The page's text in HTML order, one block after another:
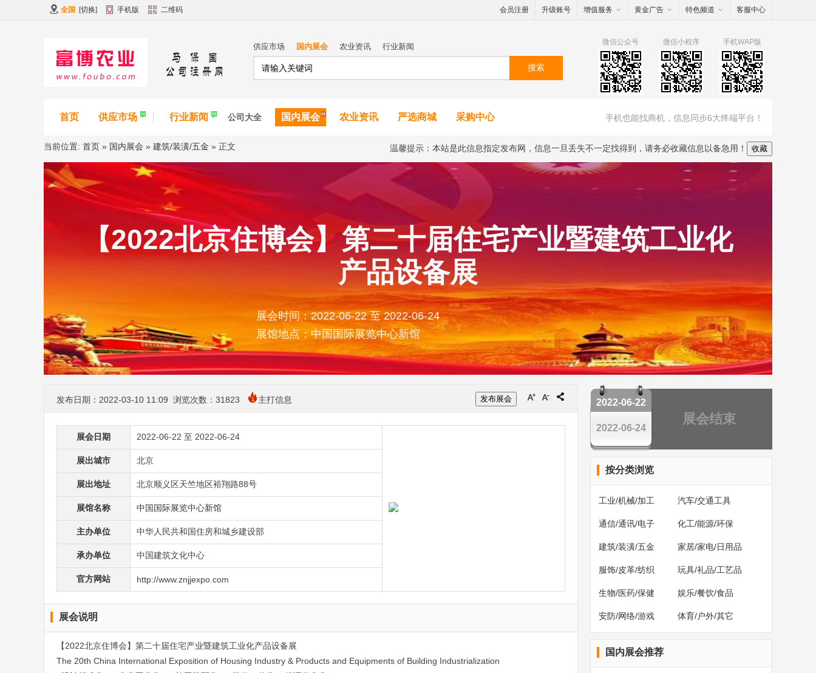
全国 [切换] 手机版 二维码 会员注册 升级账号 增值服务 黄金广告 特色频道 客服中心
供应市场 国内展会 农业资讯 行业新闻
搜索
手机WAP版
手机也能找商机，信息同步6大终端平台！
微信小程序
微信公众号
首页 供应市场 行业新闻 公司大全 国内展会 农业资讯 严选商城 采购中心
当前位置: 首页 » 国内展会 » 建筑/装潢/五金 » 正文 温馨提示：本站是此信息指定发布网，信息一旦丢失不一定找得到，请务必收藏信息以备急用！ 收藏
【2022北京住博会】第二十届住宅产业暨建筑工业化
产品设备展
展会时间：2022-06-22 至 2022-06-24
展馆地点：中国国际展览中心新馆
发布展会
发布日期：2022-03-10 11:09 浏览次数： 31823 主打信息
展会日期 2022-06-22 至 2022-06-24
展出城市 北京
展出地址 北京顺义区天竺地区裕翔路88号
展馆名称 中国国际展览中心新馆
主办单位 中华人民共和国住房和城乡建设部
承办单位 中国建筑文化中心
官方网站 http://www.znjjexpo.com
展会说明
【2022北京住博会】第二十届住宅产业暨建筑工业化产品设备展
The 20th China International Exposition of Housing Industry & Products and Equipments of Building Industrialization
2022-06-22
2022-06-24
展会结束
按分类浏览
工业/机械/加工 汽车/交通工具
通信/通讯/电子 化工/能源/环保
建筑/装潢/五金 家居/家电/日用品
服饰/皮革/纺织 玩具/礼品/工艺品
生物/医药/保健 娱乐/餐饮/食品
安防/网络/游戏 体育/户外/其它
国内展会推荐